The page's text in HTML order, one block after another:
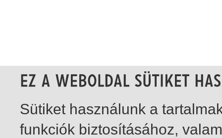
Sütiket használunk a
funkciók biztosításához,